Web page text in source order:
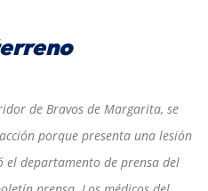
de Bravos de Margarita, se
porque presenta una lesión
el departamento de prensa del